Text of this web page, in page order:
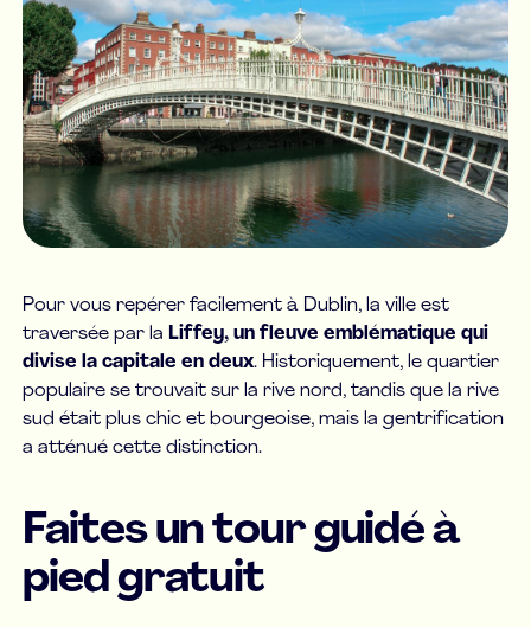
Pour vous repérer facilement à Dublin, la ville est
traversée par la Liffey, un fleuve emblématique qui
divise la capitale en deux. Historiquement, le quartier
populaire se trouvait sur la rive nord, tandis que la rive
sud était plus chic et bourgeoise, mais la gentrification
a atténué cette distinction.
Faites un tour guidé à
pied gratuit